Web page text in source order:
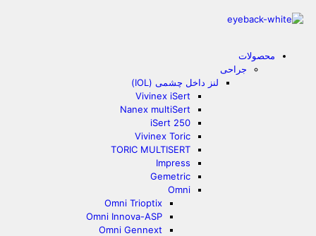
محصولات
جراحی
لنز داخل چشمی (IOL)
Vivinex iSert
Nanex multiSert
iSert 250
Vivinex Toric
TORIC MULTISERT
Impress
Gemetric
Omni
Omni Trioptix
Omni Innova-ASP
Omni Gennext